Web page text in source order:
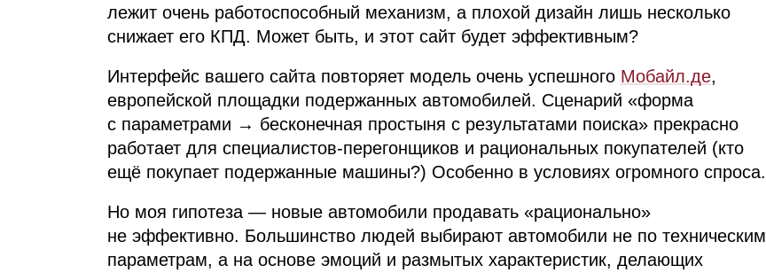
лежит очень работоспособный механизм, а плохой дизайн лишь несколько
снижает его КПД. Может быть, и этот сайт будет эффективным?
Интерфейс вашего сайта повторяет модель очень успешного Мобайл.де,
европейской площадки подержанных автомобилей. Сценарий «форма
с параметрами → бесконечная простыня с результатами поиска» прекрасно
работает для специалистов‑перегонщиков и рациональных покупателей (кто
ещё покупает подержанные машины?) Особенно в условиях огромного спроса.
Но моя гипотеза — новые автомобили продавать «рационально»
не эффективно. Большинство людей выбирают автомобили не по техническим
параметрам, а на основе эмоций и размытых характеристик, делающих